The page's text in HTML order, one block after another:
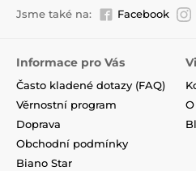
Jsme také na: Facebook
Informace pro Vás
Často kladené dotazy (FAQ)
Věrnostní program
Doprava
Obchodní podmínky
Biano Star